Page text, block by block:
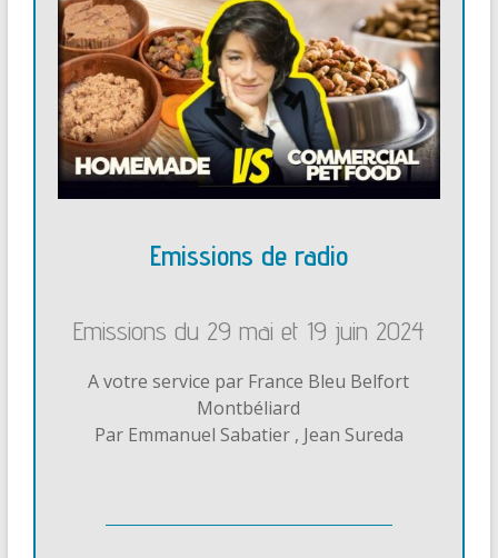
Emissions de radio
Emissions du 29 mai et 19 juin 2024
A votre service par France Bleu Belfort
Montbéliard
Par Emmanuel Sabatier , Jean Sureda